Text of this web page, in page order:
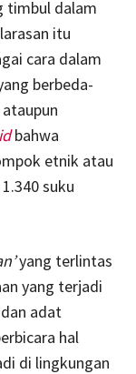
timbul dalam
itu
cara dalam
berbeda-
bahwa
etnik atau
suku
yang terlintas
yang terjadi
adat
hal
di lingkungan